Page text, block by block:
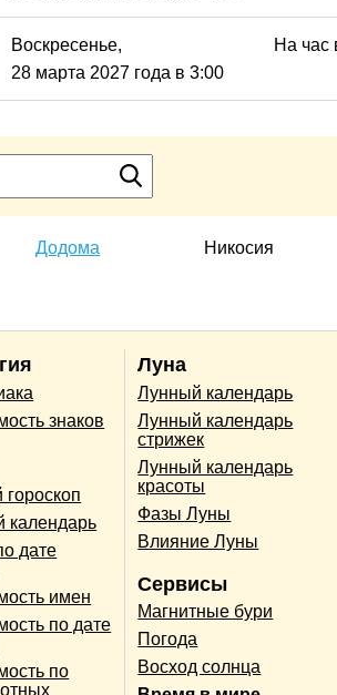
Воскресенье,
28 марта 2027 года в 3:00
На час
Додома Никосия
знаков
календарь
дате
имен
по дате
по
Луна
Лунный календарь
Лунный календарь
стрижек
Лунный календарь
красоты
Фазы Луны
Влияние Луны
Сервисы
Магнитные бури
Погода
Восход солнца